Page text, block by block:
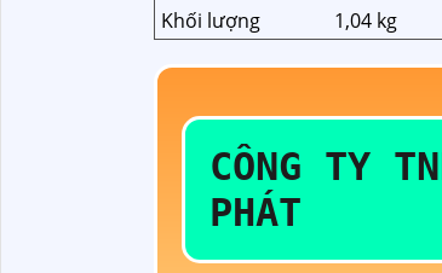
Khối lượng
1,04 kg
CÔNG TY
PHÁT